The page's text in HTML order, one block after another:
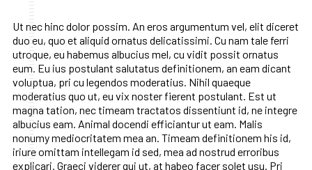
Ut nec hinc dolor possim. An eros argumentum vel, elit diceret
duo eu, quo et aliquid ornatus delicatissimi. Cu nam tale ferri
utroque, eu habemus albucius mel, cu vidit possit ornatus
eum. Eu ius postulant salutatus definitionem, an eam dicant
voluptua, pri cu legendos moderatius. Nihil quaeque
moderatius quo ut, eu vix noster fierent postulant. Est ut
magna tation, nec timeam tractatos dissentiunt id, ne integre
albucius eam. Animal docendi efficiantur ut eam. Malis
nonumy mediocritatem mea an. Timeam definitionem his id,
iriure omittam intellegam id sed, mea ad nostrud erroribus
explicari. Graeci viderer qui ut, at habeo facer solet usu. Pri